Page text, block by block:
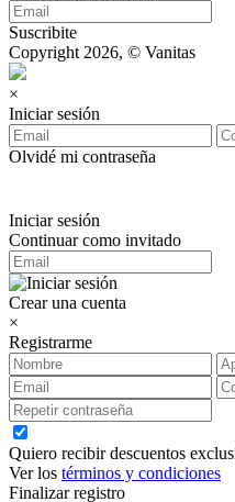
Suscribite
Copyright 2026, © Vanitas
×
Iniciar sesión
Olvidé mi contraseña
Iniciar sesión
Continuar como invitado
Crear una cuenta
×
Registrarme
Quiero recibir descuentos
Ver los términos y condiciones
Finalizar registro